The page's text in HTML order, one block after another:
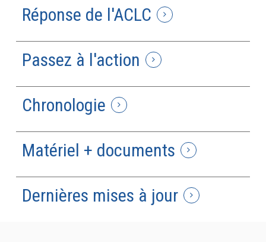
Réponse de l'ACLC
Passez à l'action
Chronologie
Matériel + documents
Dernières mises à jour